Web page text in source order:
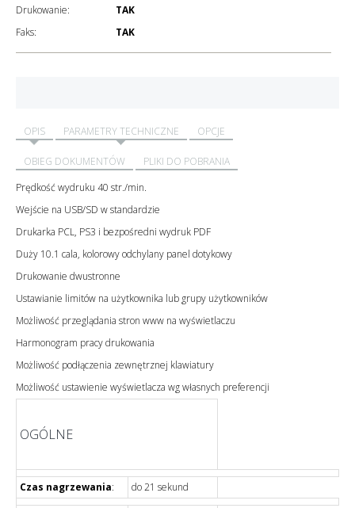
Drukowanie:
TAK
Faks:
TAK
OPIS PARAMETRY TECHNICZNE OPCJE
OBIEG DOKUMENTÓW
PLIKI DO POBRANIA
Prędkość wydruku 40 str./min.
Wejście na USB/SD w standardzie
Drukarka PCL, PS3 i bezpośredni wydruk PDF
Duży 10.1 cala, kolorowy odchylany panel dotykowy
Drukowanie dwustronne
Ustawianie limitów na użytkownika lub grupy użytkowników
Możliwość przeglądania stron www na wyświetlaczu
Harmonogram pracy drukowania
Możliwość podłączenia zewnętrznej klawiatury
Możliwość ustawienie wyświetlacza wg własnych preferencji
OGÓLNE
Czas nagrzewania: do 21 sekund